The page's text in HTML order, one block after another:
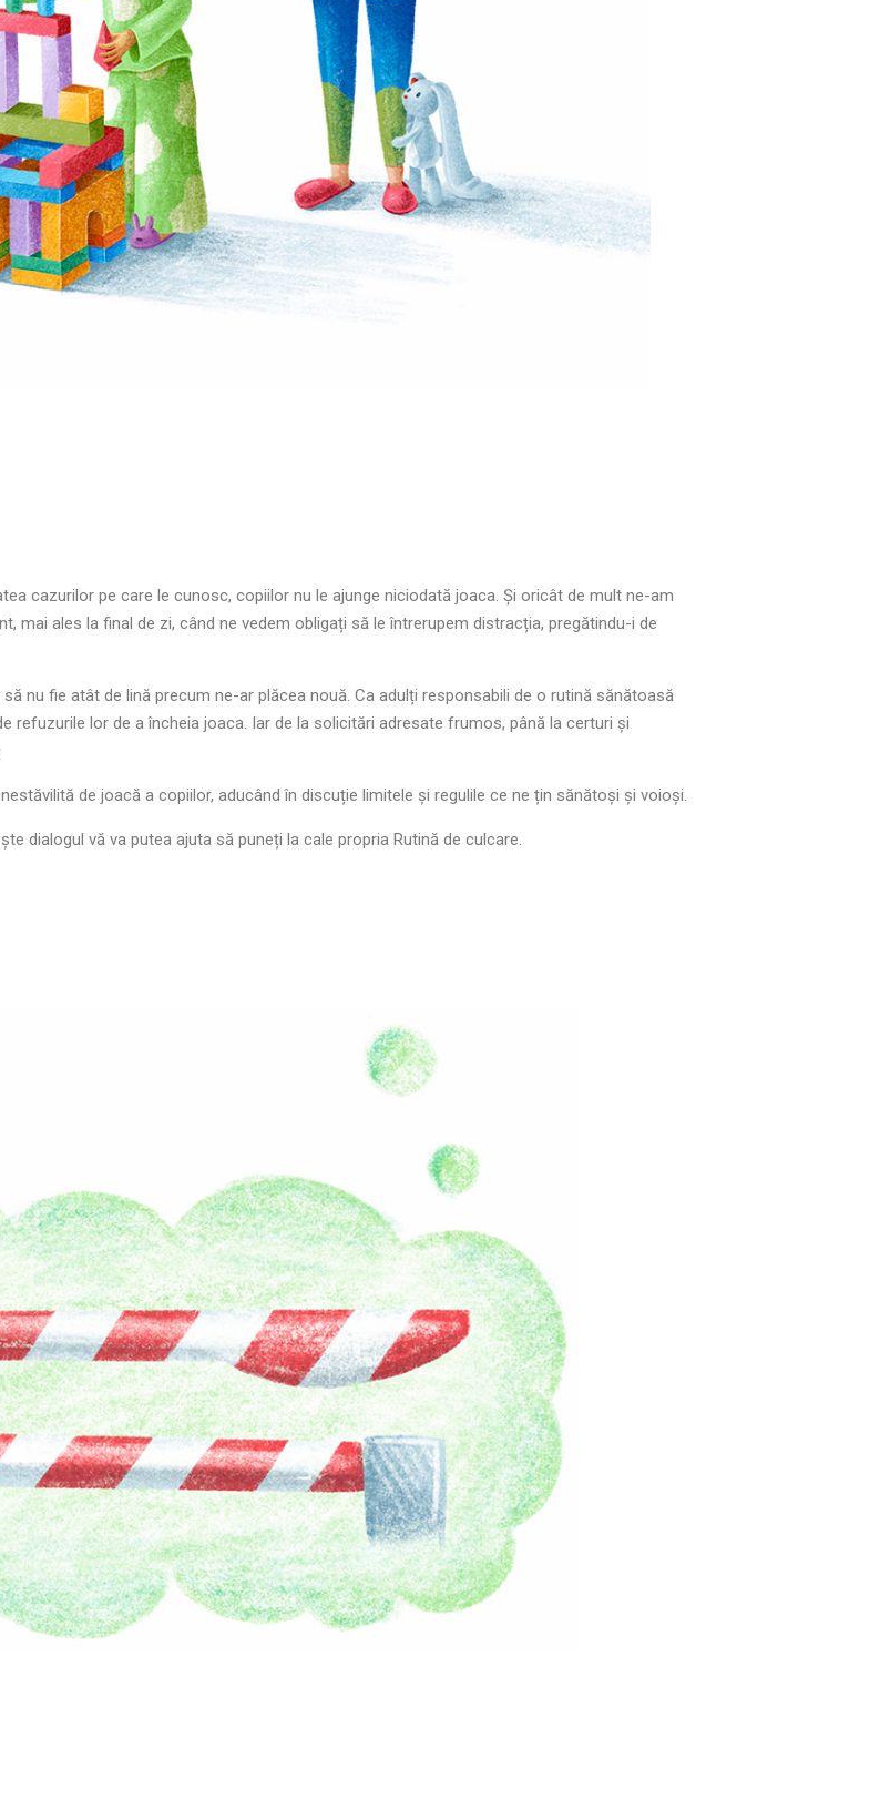
cazurilor pe care le cunosc, copiilor nu le ajunge niciodată joaca. Și oricât de mult ne-am
mai ales la final de zi, când ne vedem obligați să le întrerupem distracția, pregătindu-i de
nu fie atât de lină precum ne-ar plăcea nouă. Ca adulți responsabili de o rutină sănătoasă
refuzurile lor de a încheia joaca. Iar de la solicitări adresate frumos, până la certuri și
de joacă a copiilor, aducând în discuție limitele și regulile ce ne țin sănătoși și voioși.
dialogul vă va putea ajuta să puneți la cale propria Rutină de culcare.